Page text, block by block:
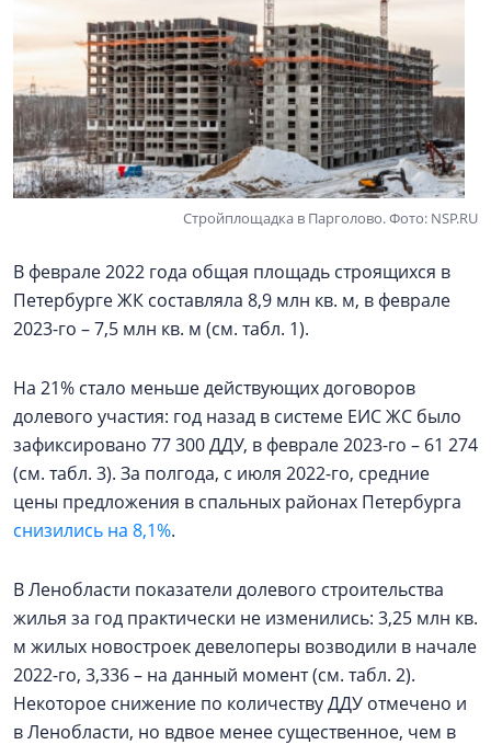
Стройплощадка в Парголово. Фото: NSP.RU
В феврале 2022 года общая площадь строящихся в
Петербурге ЖК составляла 8,9 млн кв. м, в феврале
2023-го – 7,5 млн кв. м (см. табл. 1).
На 21% стало меньше действующих договоров
долевого участия: год назад в системе ЕИС ЖС было
зафиксировано 77 300 ДДУ, в феврале 2023-го – 61 274
(см. табл. 3). За полгода, с июля 2022-го, средние
цены предложения в спальных районах Петербурга
снизились на 8,1%.
В Ленобласти показатели долевого строительства
жилья за год практически не изменились: 3,25 млн кв.
м жилых новостроек девелоперы возводили в начале
2022-го, 3,336 – на данный момент (см. табл. 2).
Некоторое снижение по количеству ДДУ отмечено и
в Ленобласти, но вдвое менее существенное, чем в